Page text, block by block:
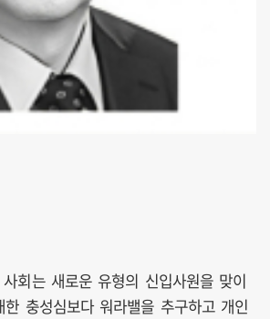
회는 새로운 유형의 신입사원을 맞이
충성심보다 워라밸을 추구하고 개인